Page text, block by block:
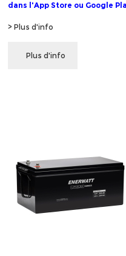
dans l'App Store ou Google
> Plus d'info
Plus d'info